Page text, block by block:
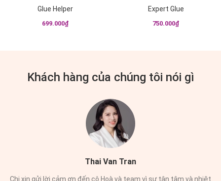
Glue Helper
699.000₫
Expert Glue
750.000₫
Khách hàng của chúng tôi nói gì
Thai Van Tran
Chị xin gửi lời cảm ơn đến cô Hoà và team vì sự tận tâm và nhiệt